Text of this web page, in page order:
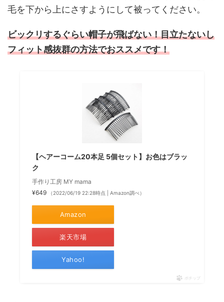
毛を下から上にさすようにして被ってください。
ビックリするぐらい帽子が飛ばない！目立たないし
フィット感抜群の方法でおススメです！
【ヘアーコーム20本足 5個セット】お色はブラッ
ク
手作り工房 MY mama
¥649
（2022/06/19 22:28時点 | Amazon調べ）
Amazon
楽天市場
Yahoo!
ポチップ